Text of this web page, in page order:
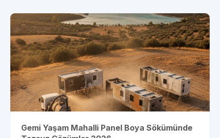
Gemi Yaşam Mahalli Panel Boya Sökümünde